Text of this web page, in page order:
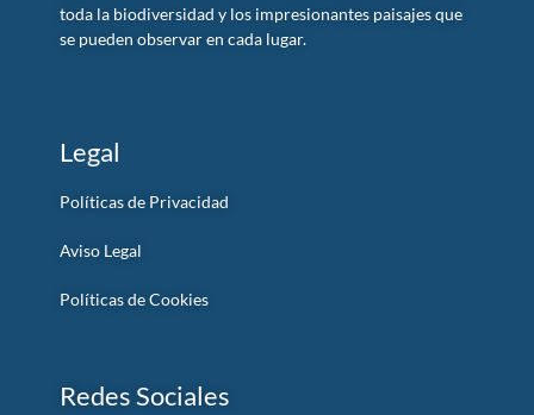
toda la biodiversidad y los impresionantes paisajes que
se pueden observar en cada lugar.
Legal
Políticas de Privacidad
Aviso Legal
Políticas de Cookies
Redes Sociales